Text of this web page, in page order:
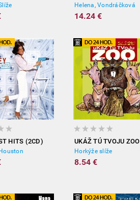
(2CD)
Helena, Vondráčková
14.24 €
HITS (2CD) UKÁŽ TÚ TVOJU ZOO
Horkýže slíže
8.54 €